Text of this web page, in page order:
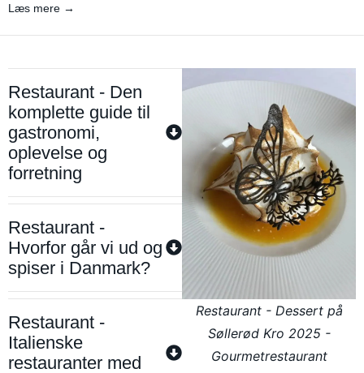
Læs mere →
Restaurant - Den
komplette guide til
gastronomi,
oplevelse og
forretning
Restaurant -
Hvorfor går vi ud og
spiser i Danmark?
Restaurant -
Italienske
restauranter med
Restaurant - Dessert på
Søllerød Kro 2025 -
Gourmetrestaurant